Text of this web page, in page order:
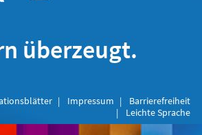
überzeugt.
Impressum
Barrierefreiheit
Leichte Sprache